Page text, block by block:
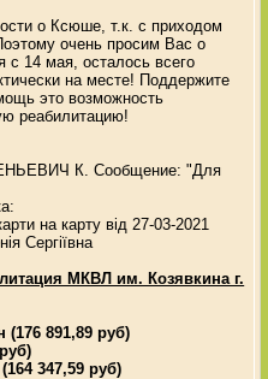
о Ксюше, т.к. с приходом
очень просим Вас о
с 14 мая, осталось всего
на месте! Поддержите
это возможность
реабилитацию!
К. Сообщение: "Для
на карту від 27-03-2021
Сергіївна
МКВЛ им. Козявкина г.
891,89 руб)
347,59 руб)